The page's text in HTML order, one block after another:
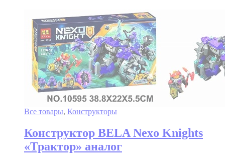
Все товары, Конструкторы
Конструктор BELA Nexo Knights
«Трактор» аналог